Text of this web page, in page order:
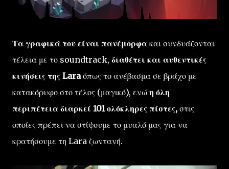
Τα γραφικά του είναι πανέμορφα και συνδυάζονται
τέλεια με το soundtrack, διαθέτει και αυθεντικές
κινήσεις της Laraόπως το ανέβασμα σε βράχο με
κατακόρυφο στο τέλος (μαγικό), ενώ η όλη
περιπέτεια διαρκεί 101 ολόκληρες πίστες, στις
οποίες πρέπει να στίψουμε το μυαλό μας για να
κρατήσουμε τη Lara ζωντανή.